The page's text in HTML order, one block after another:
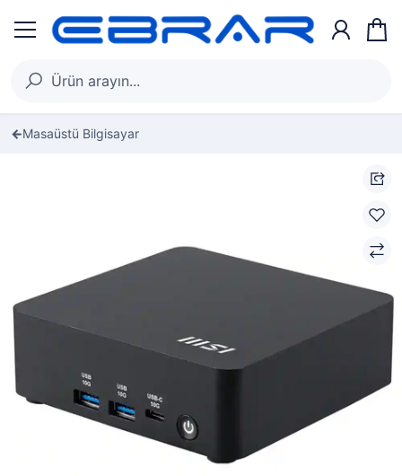
Masaüstü Bilgisayar